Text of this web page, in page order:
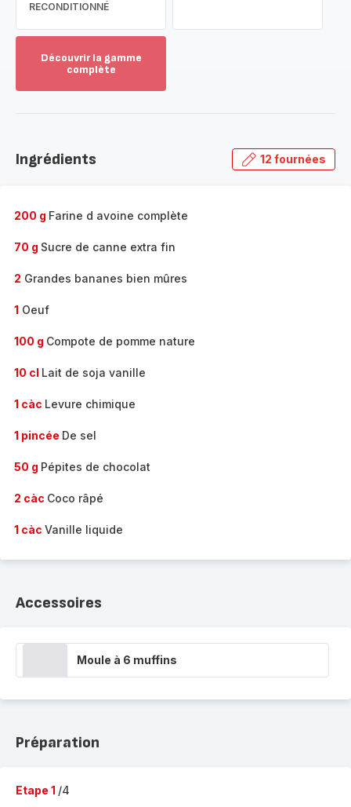
RECONDITIONNÉ
Découvrir la gamme
complète
gamme
Ingrédients 12 fournées
200 g Farine d avoine complète
70 g Sucre de canne extra fin
2 Grandes bananes bien mûres
1 Oeuf
100 g Compote de pomme nature
10 cl Lait de soja vanille
1 càc Levure chimique
1 pincée De sel
50 g Pépites de chocolat
2 càc Coco râpé
1 càc Vanille liquide
Accessoires
Moule à 6 muffins
Préparation
Etape 1 /4